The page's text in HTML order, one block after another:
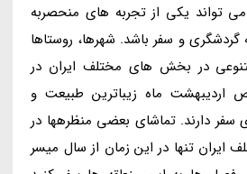
تواند یکی از تجربه های منحصربه
گردشگری و سفر باشد. شهرها، روستاها
در بخش های مختلف ایران در
ماه زیباترین طبیعت و
سفر دارند. تماشای بعضی منظرهها در
ایران تنها در این زمان از سال میسر